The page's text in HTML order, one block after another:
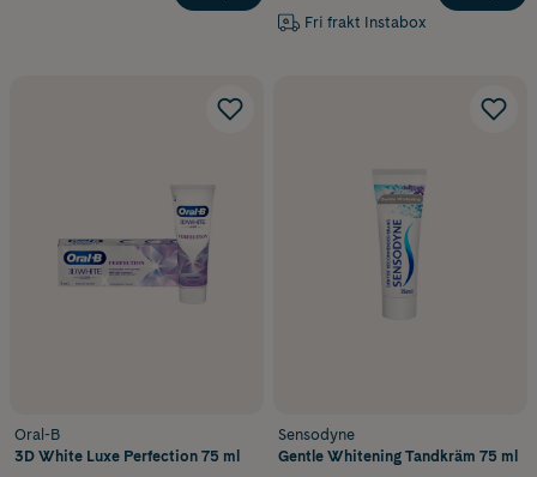
Fri frakt Instabox
Oral-B
3D White Luxe Perfection 75 ml
Sensodyne
Gentle Whitening Tandkräm 75 ml